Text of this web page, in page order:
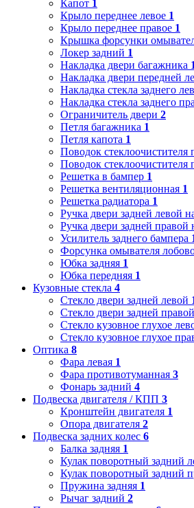
Капот 1
Крыло переднее левое 1
Крыло переднее правое 1
Крышка форсунки
Локер задний 1
Накладка двери багажника 1
Накладка двери передней
Накладка стекла заднего
Накладка стекла заднего
Ограничитель двери 2
Петля багажника 1
Петля капота 1
Поводок стеклоочистителя
Поводок
Решетка в бампер 1
Решетка вентиляционная 1
Решетка радиатора 1
Ручка двери задней левой
Ручка двери задней правой
Усилитель заднего бампера
Форсунка омывателя
Юбка задняя 1
Юбка передняя 1
Кузовные стекла 4
Стекло двери задней левой
Стекло двери задней правой
Стекло кузовное глухое
Стекло кузовное глухое
Оптика 8
Фара левая 1
Фара противотуманная 3
Фонарь задний 4
Подвеска двигателя / КПП 3
Кронштейн двигателя 1
Опора двигателя 2
Подвеска задних колес 6
Балка задняя 1
Кулак поворотный задний
Кулак поворотный задний
Пружина задняя 1
Рычаг задний 2